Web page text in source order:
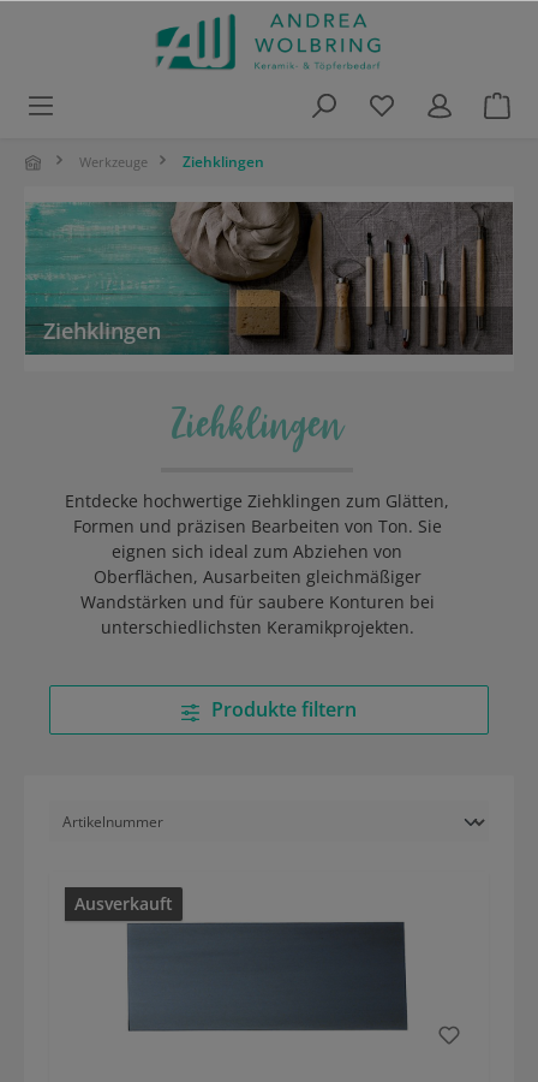
Werkzeuge Ziehklingen
Ziehklingen
Ziehklingen
Entdecke hochwertige Ziehklingen zum Glätten,
Formen und präzisen Bearbeiten von Ton. Sie
eignen sich ideal zum Abziehen von
Oberflächen, Ausarbeiten gleichmäßiger
Wandstärken und für saubere Konturen bei
unterschiedlichsten Keramikprojekten.
Produkte filtern
Ausverkauft